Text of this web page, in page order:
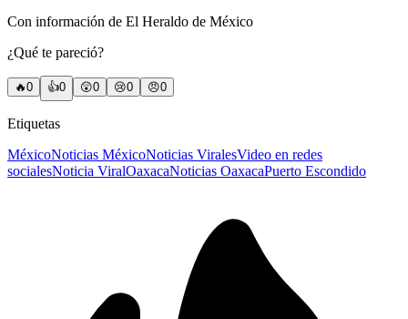
Con información de El Heraldo de México
¿Qué te pareció?
🔥0 👍0 😲0 😢0 😠0
Etiquetas
MéxicoNoticias MéxicoNoticias ViralesVideo en redes
socialesNoticia ViralOaxacaNoticias OaxacaPuerto Escondido